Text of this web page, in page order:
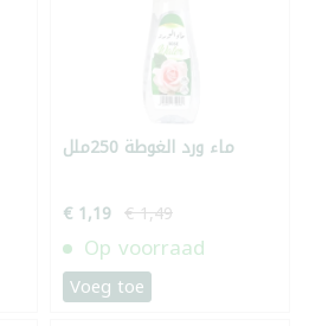
ماء ورد الغوطة 250ملل
€ 1,19 € 1,49
Op voorraad
Voeg toe